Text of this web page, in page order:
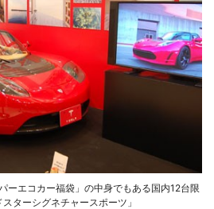
ーエコカー福袋」の中身でもある国内12台限
ターシグネチャースポーツ」